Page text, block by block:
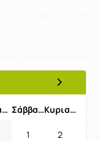
Επόμενος
Παρασκευή Σάββατο Κυριακή
1 2